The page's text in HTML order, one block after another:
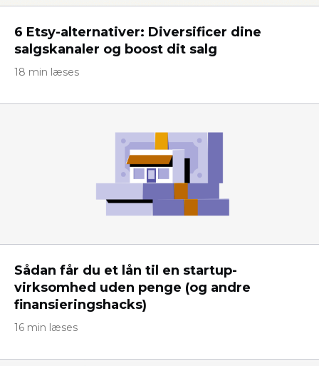
6 Etsy-alternativer: Diversificer dine
salgskanaler og boost dit salg
18 min læses
Sådan får du et lån til en startup-
virksomhed uden penge (og andre
finansieringshacks)
16 min læses